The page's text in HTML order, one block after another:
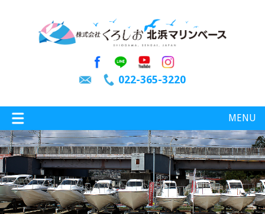
022-365-3220
MENU
特選情報 釣り情報